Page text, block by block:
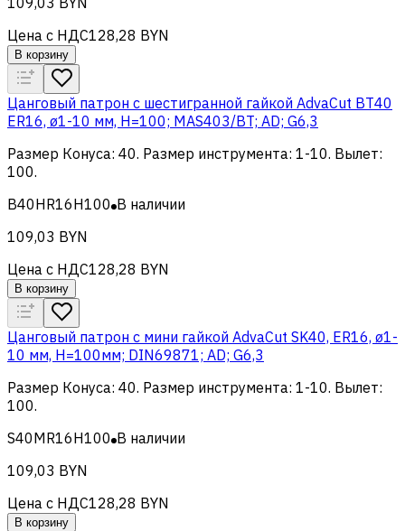
Цена с НДС128,28 BYN
В корзину
Цанговый патрон c шестигранной гайкой AdvaCut BT40
ER16, ø1-10 мм, H=100; MAS403/BT; AD; G6,3
Размер Конуса: 40. Размер инструмента: 1-10. Вылет:
100.
B40HR16H100 В наличии
109,03 BYN
Цена с НДС128,28 BYN
В корзину
Цанговый патрон c мини гайкой AdvaCut SK40, ER16, ø1-
10 мм, H=100мм; DIN69871; AD; G6,3
Размер Конуса: 40. Размер инструмента: 1-10. Вылет:
100.
S40MR16H100 В наличии
109,03 BYN
Цена с НДС128,28 BYN
В корзину